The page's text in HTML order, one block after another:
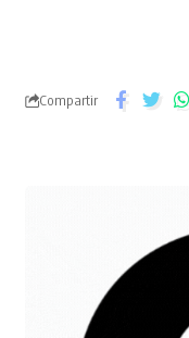
Compartir